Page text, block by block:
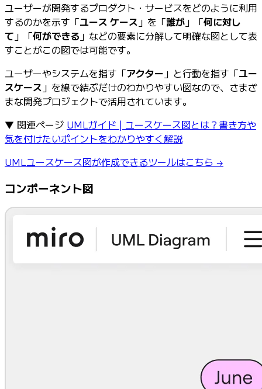
ユーザーが開発するプロダクト・サービスをどのように利用
するのかを示す「ユース ケース 」を「誰が 」「何に対し
て 」「何ができる 」などの要素に分解して明確な図として表
すことがこの図では可能です。
ユーザーやシステムを指す「アクター 」と行動を指す「ユー
スケース 」を線で結ぶだけのわかりやすい図なので、さまざ
まな開発プロジェクトで活用されています。
▼ 関連ページ UMLガイド | ユースケース図とは？書き方や
気を付けたいポイントをわかりやすく解説
UMLユースケース図が作成できるツールはこちら →
コンポーネント図